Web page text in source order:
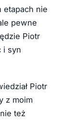
etapach nie
pewne
Piotr
i syn
Piotr
z moim
też